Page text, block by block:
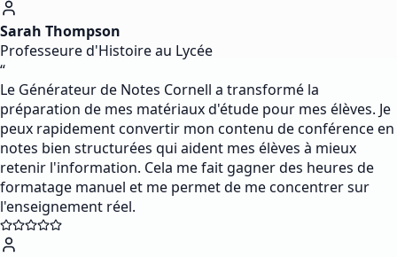
Sarah Thompson
Professeure d'Histoire au Lycée
“
Le Générateur de Notes Cornell a transformé la
préparation de mes matériaux d'étude pour mes élèves. Je
peux rapidement convertir mon contenu de conférence en
notes bien structurées qui aident mes élèves à mieux
retenir l'information. Cela me fait gagner des heures de
formatage manuel et me permet de me concentrer sur
l'enseignement réel.